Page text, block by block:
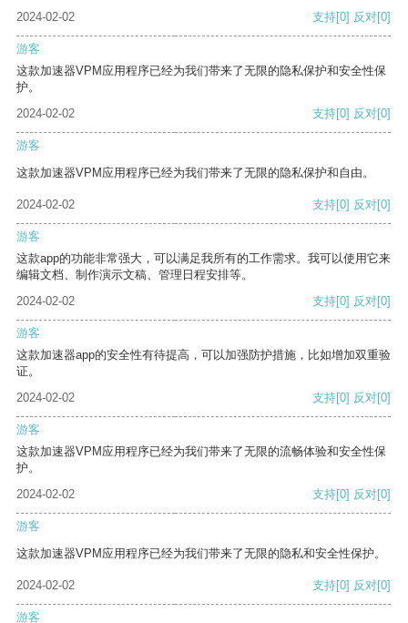
2024-02-02 支持[0] 反对[0]
游客
这款加速器VPM应用程序已经为我们带来了无限的隐私保护和安全性保
护。
2024-02-02
支持[0] 反对[0]
游客
这款加速器VPM应用程序已经为我们带来了无限的隐私保护和自由。
2024-02-02 支持[0] 反对[0]
游客
这款app的功能非常强大，可以满足我所有的工作需求。我可以使用它来
编辑文档、制作演示文稿、管理日程安排等。
2024-02-02
支持[0] 反对[0]
游客
这款加速器app的安全性有待提高，可以加强防护措施，比如增加双重验
证。
2024-02-02
支持[0] 反对[0]
游客
这款加速器VPM应用程序已经为我们带来了无限的流畅体验和安全性保
护。
2024-02-02
支持[0] 反对[0]
游客
这款加速器VPM应用程序已经为我们带来了无限的隐私和安全性保护。
2024-02-02 支持[0] 反对[0]
游客